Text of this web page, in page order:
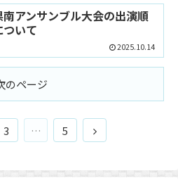
南アンサンブル大会の出演順
ついて
2025.10.14
のページ
3 … 5